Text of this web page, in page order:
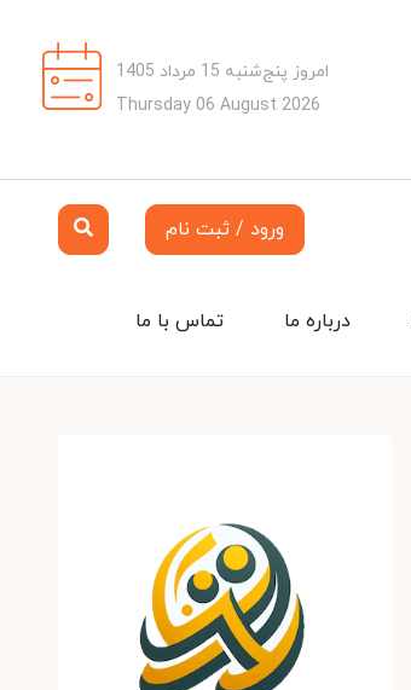
امروز پنج‌شنبه 15 مرداد 1405
Thursday 06 August 2026
ورود / ثبت نام
تماس با ما درباره ما